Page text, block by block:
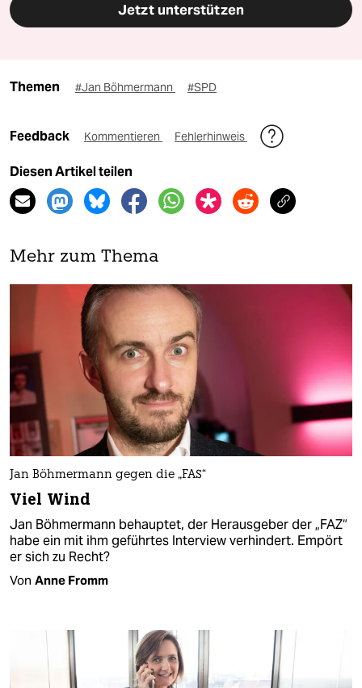
Jetzt unterstützen
Themen #Jan Böhmermann #SPD
Feedback Kommentieren Fehlerhinweis
Diesen Artikel teilen
Mehr zum Thema
Jan Böhmermann gegen die „FAS“
Viel Wind
Jan Böhmermann behauptet, der Herausgeber der „FAZ“
habe ein mit ihm geführtes Interview verhindert. Empört
er sich zu Recht?
Von Anne Fromm